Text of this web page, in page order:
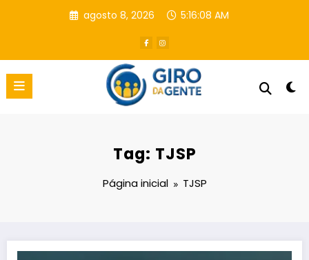
agosto 8, 2026 5:16:09 AM
Tag: TJSP
Página inicial TJSP